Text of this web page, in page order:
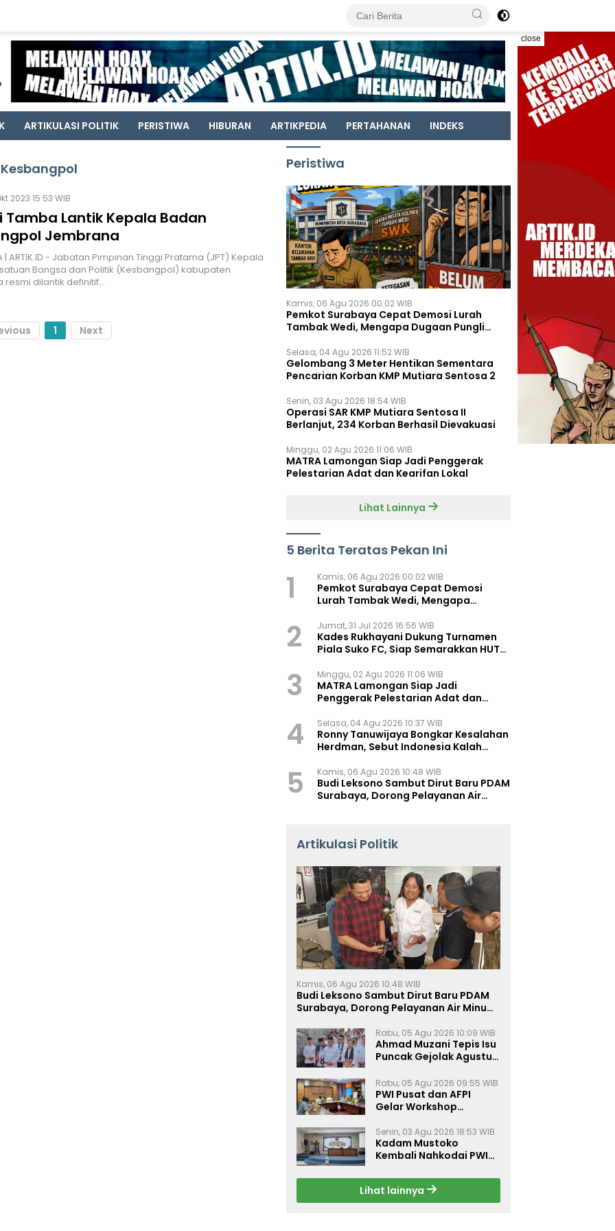
close
ARTIKULASI POLITIK PERISTIWA HIBURAN ARTIKPEDIA PERTAHANAN INDEKS
2023 15:53 WIB
Tamba Lantik Kepala Badan
Jembrana
| ARTIK.ID - Jabatan Pimpinan Tinggi Pratama (JPT) Kepala
Bangsa dan Politik (Kesbangpol) kabupaten
resmi dilantik definitif…
1 Next
Peristiwa
Kamis, 06 Agu 2026 00:02 WIB
Pemkot Surabaya Cepat Demosi Lurah
Tambak Wedi, Mengapa Dugaan Pungli
Selasa, 04 Agu 2026 11:52 WIB
Gelombang 3 Meter Hentikan Sementara
Pencarian Korban KMP Mutiara Sentosa 2
Senin, 03 Agu 2026 18:54 WIB
Operasi SAR KMP Mutiara Sentosa II
Berlanjut, 234 Korban Berhasil Dievakuasi
Minggu, 02 Agu 2026 11:06 WIB
MATRA Lamongan Siap Jadi Penggerak
Pelestarian Adat dan Kearifan Lokal
Lihat Lainnya
5 Berita Teratas Pekan Ini
1 Kamis, 06 Agu 2026 00:02 WIB
Pemkot Surabaya Cepat Demosi
Lurah Tambak Wedi, Mengapa
2 Jumat, 31 Jul 2026 16:56 WIB
Kades Rukhayani Dukung Turnamen
Piala Suko FC, Siap Semarakkan HUT
3 Minggu, 02 Agu 2026 11:06 WIB
MATRA Lamongan Siap Jadi
Penggerak Pelestarian Adat dan
4 Selasa, 04 Agu 2026 10:37 WIB
Ronny Tanuwijaya Bongkar Kesalahan
Herdman, Sebut Indonesia Kalah
5 Kamis, 06 Agu 2026 10:48 WIB
Budi Leksono Sambut Dirut Baru PDAM
Surabaya, Dorong Pelayanan Air
Artikulasi Politik
Kamis, 06 Agu 2026 10:48 WIB
Budi Leksono Sambut Dirut Baru PDAM
Surabaya, Dorong Pelayanan Air Minum
Rabu, 05 Agu 2026 10:09 WIB
Ahmad Muzani Tepis Isu
Puncak Gejolak Agustus
Perkuat Persatuan
Rabu, 05 Agu 2026 09:55 WIB
PWI Pusat dan AFPI
Gelar Workshop
Inklusi Keuangan, dan
Perlindungan Publik
Senin, 03 Agu 2026 18:53 WIB
Kadam Mustoko
Kembali Nahkodai PWI
Harap Sinergi Antar
Daerah Kian Kuat
Lihat lainnya